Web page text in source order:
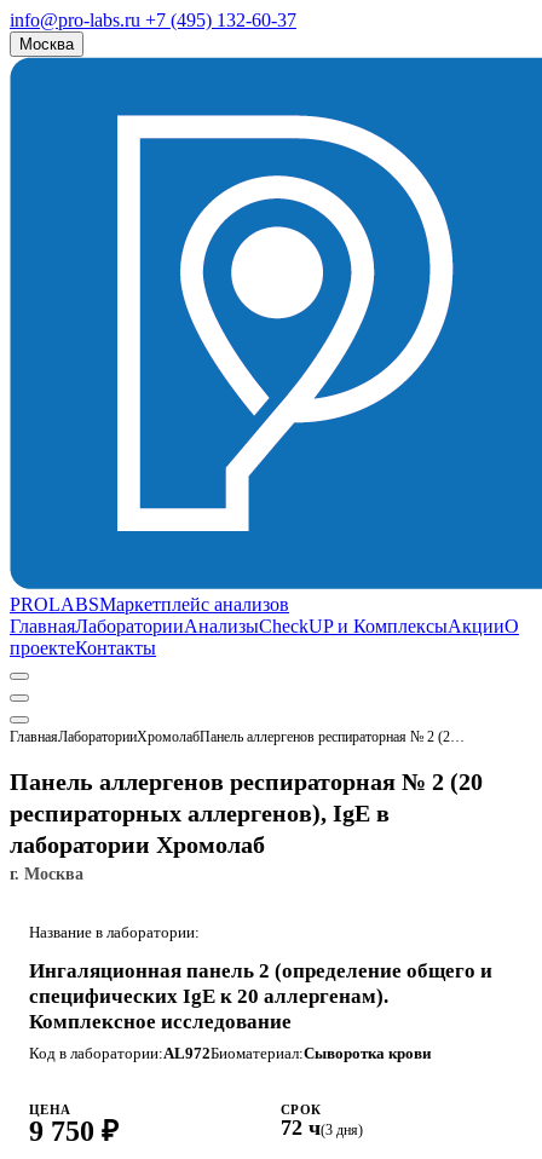
info@pro-labs.ru +7 (495) 132-60-37
Москва
PROLABSМаркетплейс анализов
ГлавнаяЛабораторииАнализыCheckUP и КомплексыАкцииО
проектеКонтакты
ГлавнаяЛабораторииХромолаб Панель аллергенов респираторная № 2 (20 респираторных аллергенов), IgE
Панель аллергенов респираторная № 2 (20
респираторных аллергенов), IgE в
лаборатории Хромолаб
г. Москва
Название в лаборатории:
Ингаляционная панель 2 (определение общего и
специфических IgE к 20 аллергенам).
Комплексное исследование
Код в лаборатории:AL972Биоматериал:Сыворотка крови
ЦЕНА
9 750 ₽
СРОК
72 ч(3 дня)